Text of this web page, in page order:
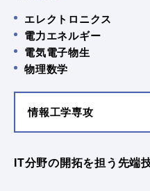
エレクトロニクス
電力エネルギー
電気電子物生
物理数学
情報工学専攻
IT分野の開拓を担う先端